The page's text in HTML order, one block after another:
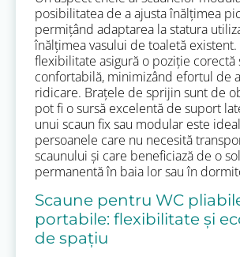
posibilitatea de a ajusta înălțimea
permițând adaptarea la statura
înălțimea vasului de toaletă existent.
flexibilitate asigură o poziție corectă
confortabilă, minimizând efortul de
ridicare. Brațele de sprijin sunt de
pot fi o sursă excelentă de suport
unui scaun fix sau modular este
persoanele care nu necesită
scaunului și care beneficiază de o
permanentă în baia lor sau în
Scaune pentru WC
portabile: flexibilitate și
de spațiu